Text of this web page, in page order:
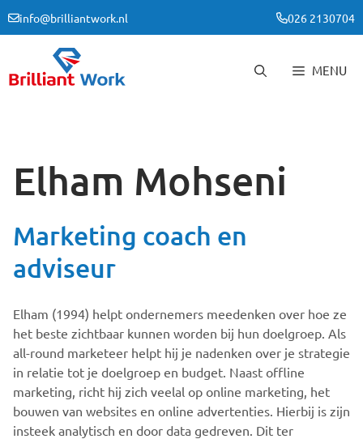
Ga
inhoud
info@brilliantwork.nl 026 2130704
MENU
Elham Mohseni
Marketing coach en
adviseur
Elham (1994) helpt ondernemers meedenken over hoe ze
het beste zichtbaar kunnen worden bij hun doelgroep. Als
all-round marketeer helpt hij je nadenken over je strategie
in relatie tot je doelgroep en budget. Naast offline
marketing, richt hij zich veelal op online marketing, het
bouwen van websites en online advertenties. Hierbij is zijn
insteek analytisch en door data gedreven. Dit ter